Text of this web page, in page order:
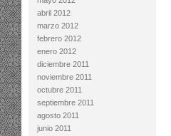
abril 2012
marzo 2012
febrero 2012
enero 2012
diciembre 2011
noviembre 2011
octubre 2011
septiembre 2011
agosto 2011
junio 2011